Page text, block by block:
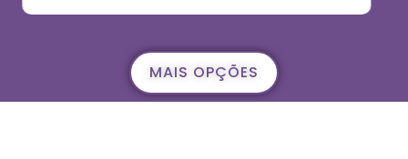
MAIS OPÇÕES